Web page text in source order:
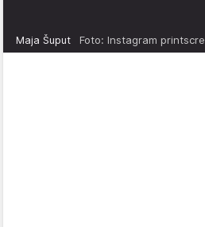
Maja Šuput Foto: Instagram